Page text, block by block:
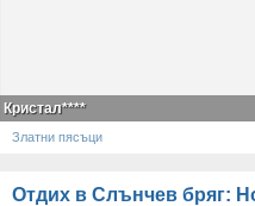
Кристал****
Златни пясъци
Отдих в Слънчев бряг: